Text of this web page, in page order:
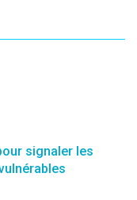
signaler les